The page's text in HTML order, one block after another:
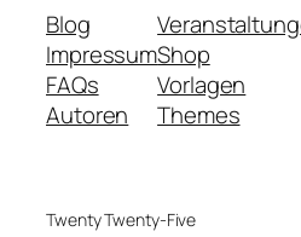
Blog
Impressum
FAQs
Autoren
Shop
Vorlagen
Themes
Twenty Twenty-Five